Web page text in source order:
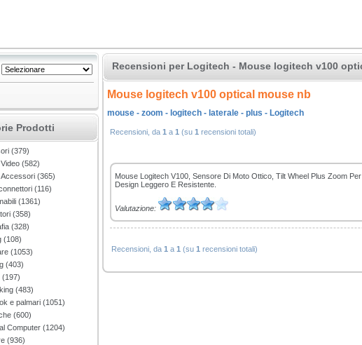
Prodotti
(379)
(582)
(365)
(116)
(1361)
(358)
(328)
(108)
(1053)
(403)
(197)
(483)
e palmari (1051)
(600)
Computer (1204)
(936)
Recensioni per Logitech - Mouse logitech v100
Mouse logitech v100 optical mouse nb
mouse - zoom - logitech - laterale - plus - Logitech
Recensioni, da 1 a 1 (su 1 recensioni totali)
Mouse Logitech V100, Sensore Di Moto Ottico, Tilt Wheel Plus Zoom
Design Leggero E Resistente.
Valutazione:
Recensioni, da 1 a 1 (su 1 recensioni totali)